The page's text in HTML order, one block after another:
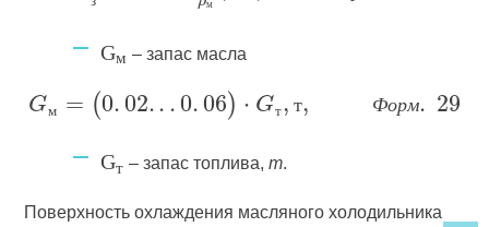
Gм – запас масла
т Ф орм
Gт – запас топлива,т.
Поверхность охлаждения масляного холодильника